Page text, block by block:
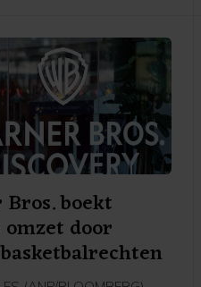
boekt
door